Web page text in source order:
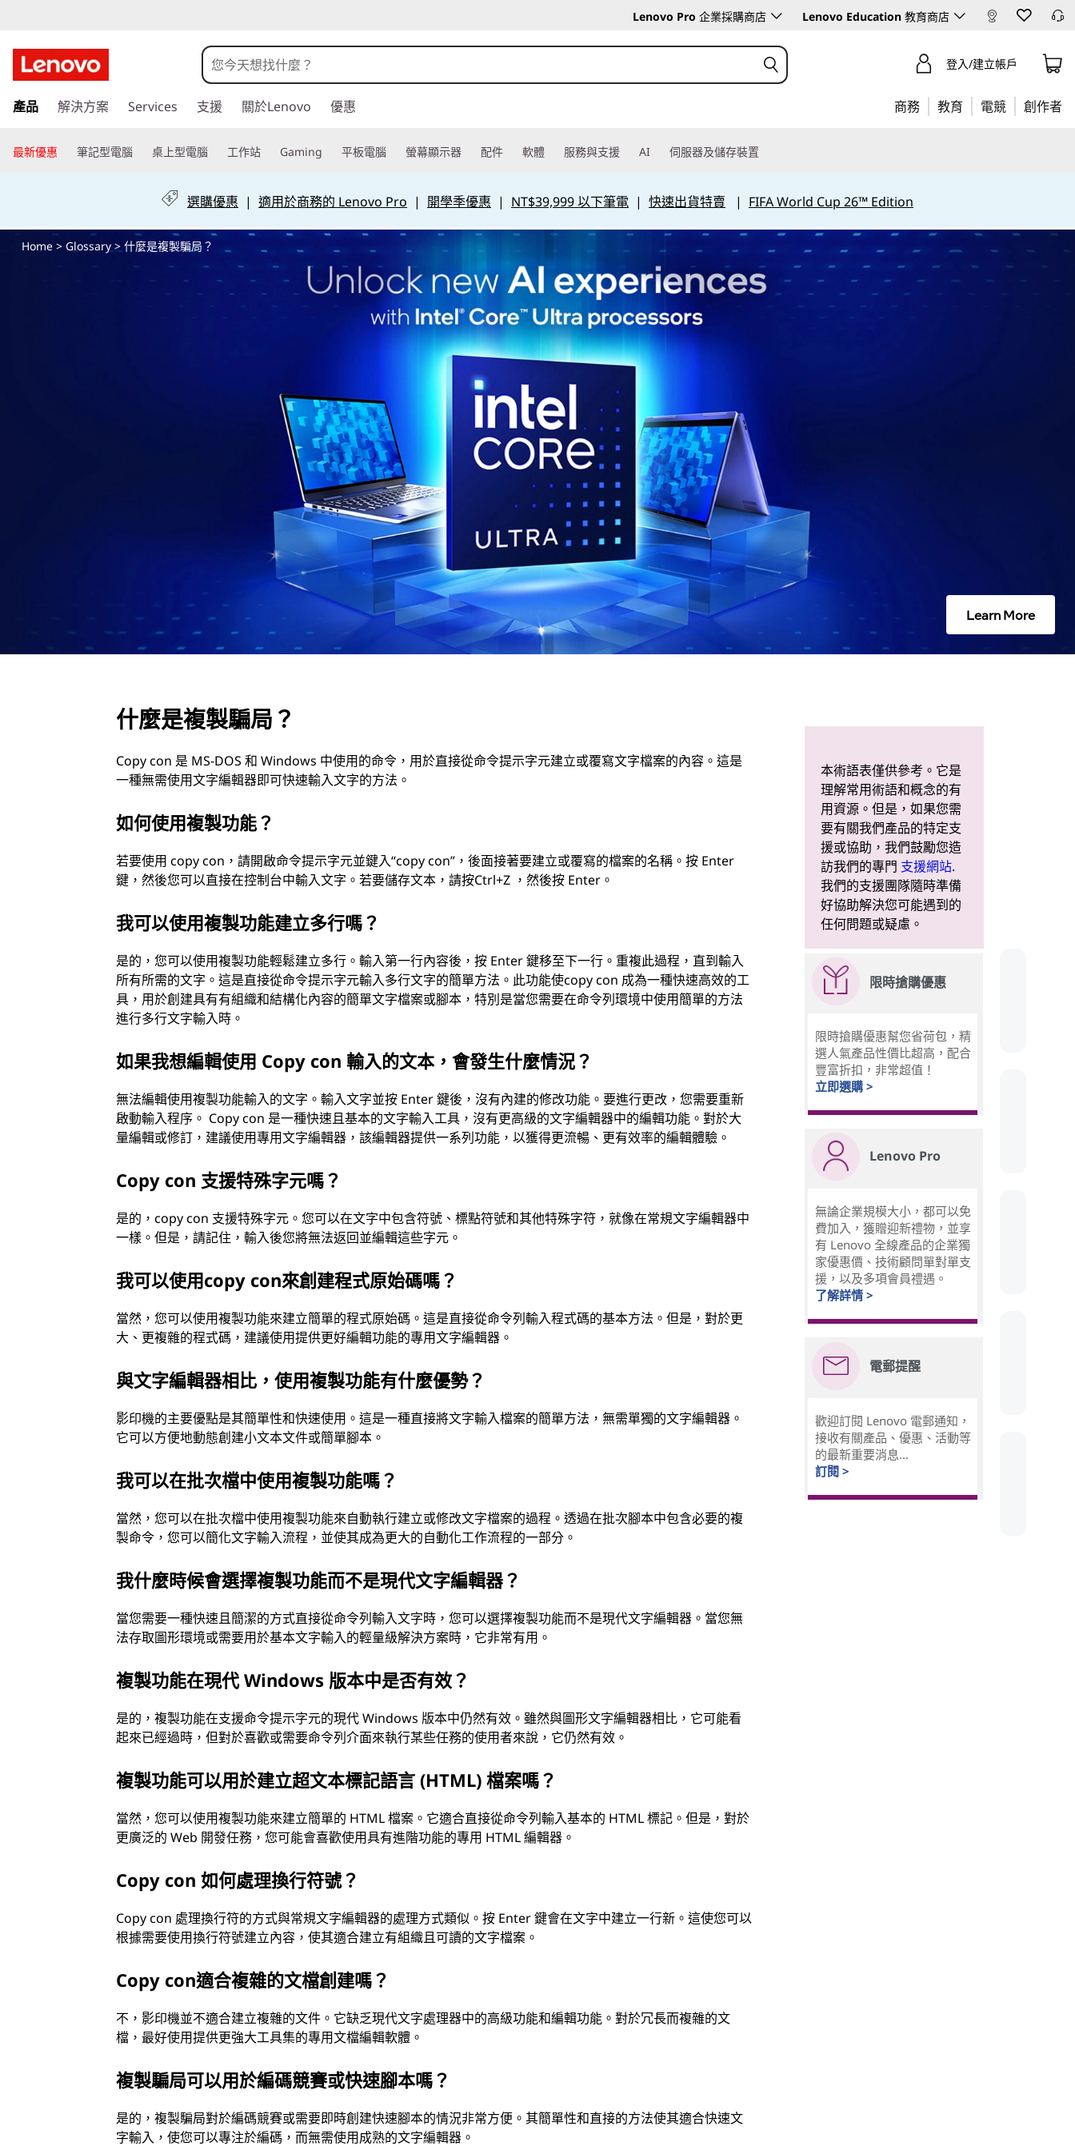
麼
是
製
局
Lenovo Pro 企業採購商店 Lenovo Education 教育商店
至
要
登入/建立帳戶
產品 解決方案 Services 支援 關於Lenovo 優惠 商務 教育 電競 創作者
最新優惠 筆記型電腦 桌上型電腦 工作站 Gaming 平板電腦 螢幕顯示器 配件 軟體 服務與支援 AI 伺服器及儲存裝置
選購優惠 | 適用於商務的 Lenovo Pro | 開學季優惠 | NT$39,999 以下筆電 | 快速出貨特賣 | FIFA World Cup 26™ Edition
Home> Glossary> 什麼是複製騙局？
Learn More
什麼是複製騙局？
Copy con 是 MS-DOS 和 Windows 中使用的命令，用於直接從命令提示字元建立或覆寫文字檔案的內容。這是
一種無需使用文字編輯器即可快速輸入文字的方法。
如何使用複製功能？
若要使用 copy con，請開啟命令提示字元並鍵入“copy con”，後面接著要建立或覆寫的檔案的名稱。按 Enter
鍵，然後您可以直接在控制台中輸入文字。若要儲存文本，請按Ctrl+Z ，然後按 Enter。
我可以使用複製功能建立多行嗎？
是的，您可以使用複製功能輕鬆建立多行。輸入第一行內容後，按 Enter 鍵移至下一行。重複此過程，直到輸入
所有所需的文字。這是直接從命令提示字元輸入多行文字的簡單方法。此功能使copy con 成為一種快速高效的工
具，用於創建具有有組織和結構化內容的簡單文字檔案或腳本，特別是當您需要在命令列環境中使用簡單的方法
進行多行文字輸入時。
如果我想編輯使用 Copy con 輸入的文本，會發生什麼情況？
無法編輯使用複製功能輸入的文字。輸入文字並按 Enter 鍵後，沒有內建的修改功能。要進行更改，您需要重新
啟動輸入程序。 Copy con 是一種快速且基本的文字輸入工具，沒有更高級的文字編輯器中的編輯功能。對於大
量編輯或修訂，建議使用專用文字編輯器，該編輯器提供一系列功能，以獲得更流暢、更有效率的編輯體驗。
Copy con 支援特殊字元嗎？
是的，copy con 支援特殊字元。您可以在文字中包含符號、標點符號和其他特殊字符，就像在常規文字編輯器中
一樣。但是，請記住，輸入後您將無法返回並編輯這些字元。
我可以使用copy con來創建程式原始碼嗎？
當然，您可以使用複製功能來建立簡單的程式原始碼。這是直接從命令列輸入程式碼的基本方法。但是，對於更
大、更複雜的程式碼，建議使用提供更好編輯功能的專用文字編輯器。
與文字編輯器相比，使用複製功能有什麼優勢？
影印機的主要優點是其簡單性和快速使用。這是一種直接將文字輸入檔案的簡單方法，無需單獨的文字編輯器。
它可以方便地動態創建小文本文件或簡單腳本。
我可以在批次檔中使用複製功能嗎？
當然，您可以在批次檔中使用複製功能來自動執行建立或修改文字檔案的過程。透過在批次腳本中包含必要的複
製命令，您可以簡化文字輸入流程，並使其成為更大的自動化工作流程的一部分。
我什麼時候會選擇複製功能而不是現代文字編輯器？
當您需要一種快速且簡潔的方式直接從命令列輸入文字時，您可以選擇複製功能而不是現代文字編輯器。當您無
法存取圖形環境或需要用於基本文字輸入的輕量級解決方案時，它非常有用。
複製功能在現代 Windows 版本中是否有效？
是的，複製功能在支援命令提示字元的現代 Windows 版本中仍然有效。雖然與圖形文字編輯器相比，它可能看
起來已經過時，但對於喜歡或需要命令列介面來執行某些任務的使用者來說，它仍然有效。
複製功能可以用於建立超文本標記語言 (HTML) 檔案嗎？
當然，您可以使用複製功能來建立簡單的 HTML 檔案。它適合直接從命令列輸入基本的 HTML 標記。但是，對於
更廣泛的 Web 開發任務，您可能會喜歡使用具有進階功能的專用 HTML 編輯器。
Copy con 如何處理換行符號？
Copy con 處理換行符的方式與常規文字編輯器的處理方式類似。按 Enter 鍵會在文字中建立一行新。這使您可以
根據需要使用換行符號建立內容，使其適合建立有組織且可讀的文字檔案。
Copy con適合複雜的文檔創建嗎？
不，影印機並不適合建立複雜的文件。它缺乏現代文字處理器中的高級功能和編輯功能。對於冗長而複雜的文
檔，最好使用提供更強大工具集的專用文檔編輯軟體。
複製騙局可以用於編碼競賽或快速腳本嗎？
是的，複製騙局對於編碼競賽或需要即時創建快速腳本的情況非常方便。其簡單性和直接的方法使其適合快速文
字輸入，使您可以專注於編碼，而無需使用成熟的文字編輯器。
本術語表僅供參考。它是
理解常用術語和概念的有
用資源。但是，如果您需
要有關我們產品的特定支
援或協助，我們鼓勵您造
訪我們的專門 支援網站.
我們的支援團隊隨時準備
好協助解決您可能遇到的
任何問題或疑慮。
限時搶購優惠
限時搶購優惠幫您省荷包，精
選人氣產品性價比超高，配合
豐富折扣，非常超值！
立即選購 >
Lenovo Pro
無論企業規模大小，都可以免
費加入，獲贈迎新禮物，並享
有 Lenovo 全線產品的企業獨
家優惠價、技術顧問單對單支
援，以及多項會員禮遇。
了解詳情 >
電郵提醒
歡迎訂閱 Lenovo 電郵通知，
接收有關產品、優惠、活動等
的最新重要消息...
訂閱 >